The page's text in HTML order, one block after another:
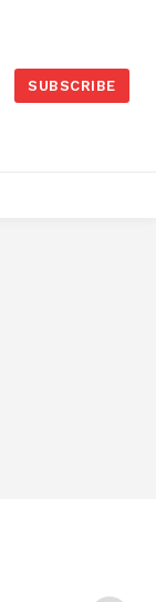
SUBSCRIBE